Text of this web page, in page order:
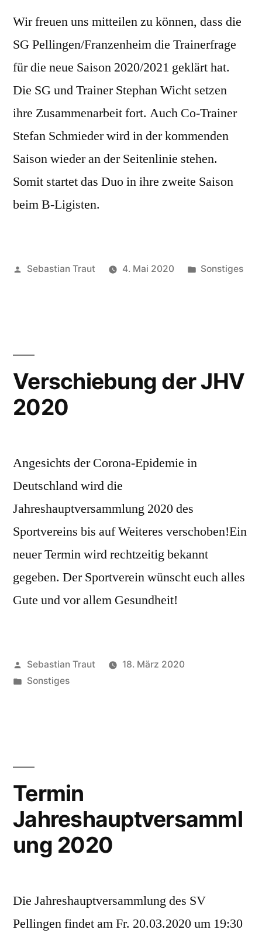
Wir freuen uns mitteilen zu können, dass die
SG Pellingen/Franzenheim die Trainerfrage
für die neue Saison 2020/2021 geklärt hat.
Die SG und Trainer Stephan Wicht setzen
ihre Zusammenarbeit fort. Auch Co-Trainer
Stefan Schmieder wird in der kommenden
Saison wieder an der Seitenlinie stehen.
Somit startet das Duo in ihre zweite Saison
beim B-Ligisten.
Veröffentlicht
Sebastian Traut 4. Mai 2020
Veröffentlicht
Sonstiges
Verschiebung der JHV
2020
Angesichts der Corona-Epidemie in
Deutschland wird die
Jahreshauptversammlung 2020 des
Sportvereins bis auf Weiteres verschoben!Ein
neuer Termin wird rechtzeitig bekannt
gegeben. Der Sportverein wünscht euch alles
Gute und vor allem Gesundheit!
Veröffentlicht
von
Sebastian Traut
18. März 2020
Veröffentlicht
Sonstiges
Termin
Jahreshauptversamml
ung 2020
Die Jahreshauptversammlung des SV
Pellingen findet am Fr. 20.03.2020 um 19:30